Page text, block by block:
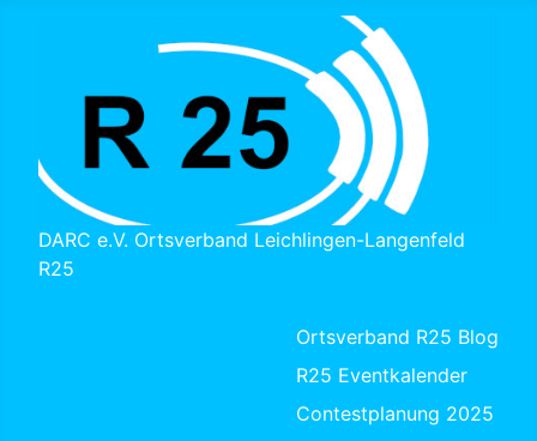
DARC e.V. Ortsverband Leichlingen-Langenfeld
R25
Ortsverband R25 Blog
R25 Eventkalender
Contestplanung 2025